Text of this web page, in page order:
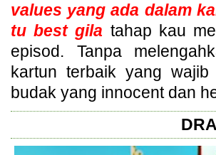
values yang ada dalam
tu best gila tahap kau
episod. Tanpa
kartun terbaik yang
budak yang innocent dan